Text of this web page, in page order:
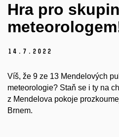
Hra pro
14. 7. 2022
Víš, že 9 ze 13 Mendelových
meteorologie? Staň se i ty na
z Mendelova pokoje
Brnem.